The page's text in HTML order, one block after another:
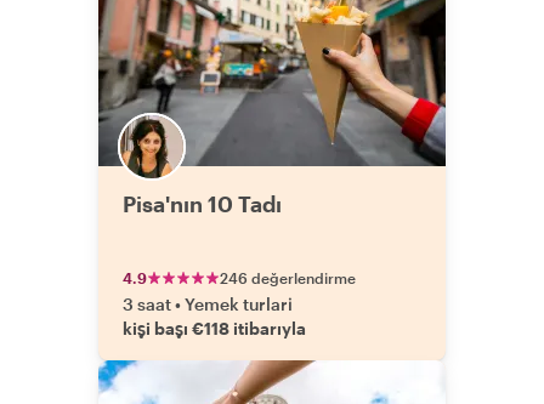
Pisa'nın 10 Tadı
4.9 246 değerlendirme
3 saat•Yemek turlari
kişi başı €118 itibarıyla